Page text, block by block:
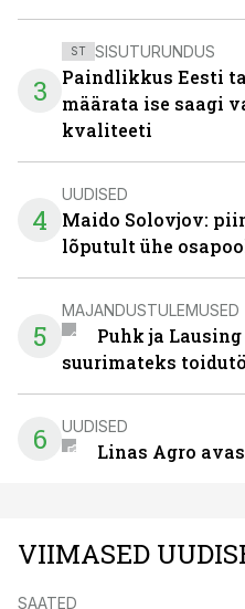
3
ST SISUTURUNDUS
Paindlikkus Eesti
määrata ise saagi
kvaliteeti
4
UUDISED
Maido Solovjov:
lõputult ühe
5
MAJANDUSTULEMUSED
Puhk ja
suurimateks
6 UUDISED
Linas Agro
VIIMASED
SAATED